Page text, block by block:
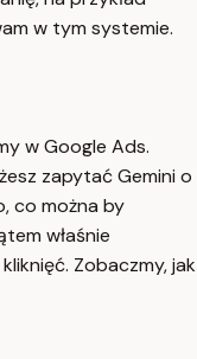
w tym systemie.
w Google Ads.
zapytać Gemini o
co można by
właśnie
Zobaczmy, jak